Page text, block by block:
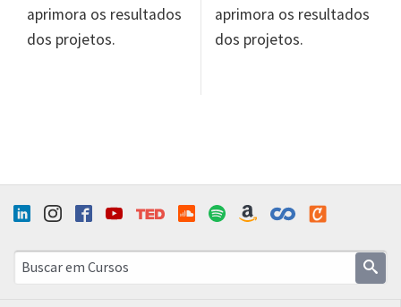
aprimora os resultados
dos projetos.
aprimora os resultados
dos projetos.